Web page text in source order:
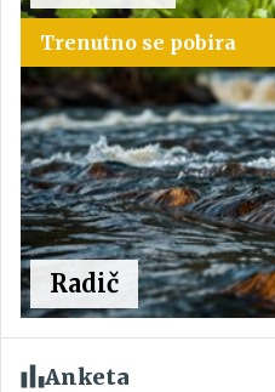
Trenutno se pobira
Radič
Anketa